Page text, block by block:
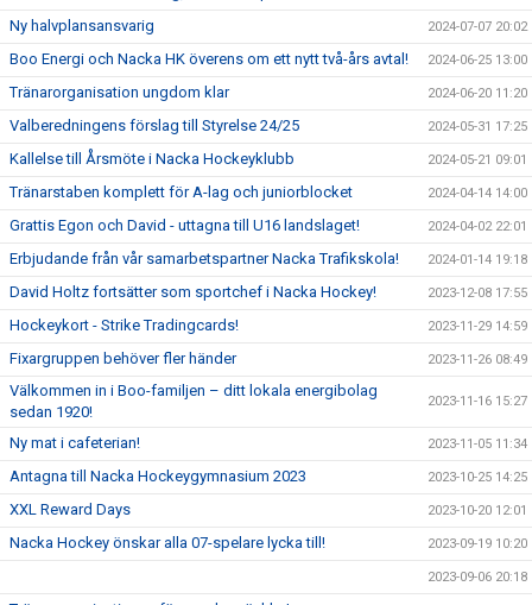
Ny halvplansansvarig 2024-07-07 20:02
Boo Energi och Nacka HK överens om ett nytt två-års avtal! 2024-06-25 13:00
Tränarorganisation ungdom klar 2024-06-20 11:20
Valberedningens förslag till Styrelse 24/25 2024-05-31 17:25
Kallelse till Årsmöte i Nacka Hockeyklubb 2024-05-21 09:01
Tränarstaben komplett för A-lag och juniorblocket 2024-04-14 14:00
Grattis Egon och David - uttagna till U16 landslaget! 2024-04-02 22:01
Erbjudande från vår samarbetspartner Nacka Trafikskola! 2024-01-14 19:18
David Holtz fortsätter som sportchef i Nacka Hockey! 2023-12-08 17:55
Hockeykort - Strike Tradingcards! 2023-11-29 14:59
Fixargruppen behöver fler händer 2023-11-26 08:49
Välkommen in i Boo-familjen – ditt lokala energibolag
sedan 1920!
2023-11-16 15:27
Ny mat i cafeterian! 2023-11-05 11:34
Antagna till Nacka Hockeygymnasium 2023 2023-10-25 14:25
XXL Reward Days 2023-10-20 12:01
Nacka Hockey önskar alla 07-spelare lycka till! 2023-09-19 10:20
2023-09-06 20:18